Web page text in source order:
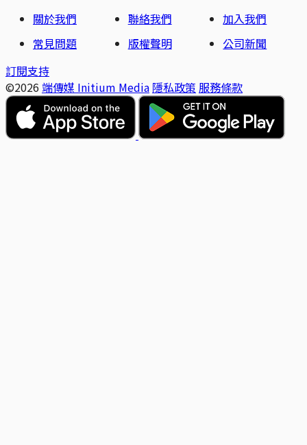
關於我們
聯絡我們
加入我們
常見問題
版權聲明
公司新聞
訂閱支持
©2026 端傳媒 Initium Media 隱私政策 服務條款